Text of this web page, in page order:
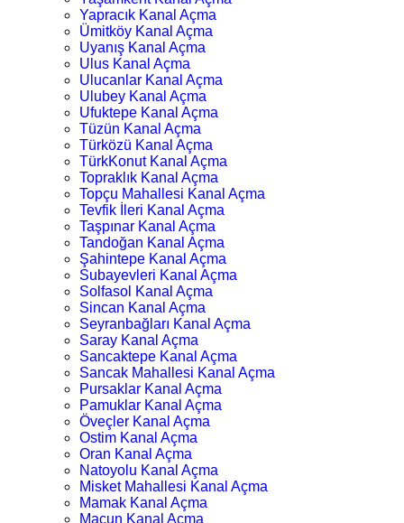
Yapracık Kanal Açma
Ümitköy Kanal Açma
Uyanış Kanal Açma
Ulus Kanal Açma
Ulucanlar Kanal Açma
Ulubey Kanal Açma
Ufuktepe Kanal Açma
Tüzün Kanal Açma
Türközü Kanal Açma
TürkKonut Kanal Açma
Topraklık Kanal Açma
Topçu Mahallesi Kanal Açma
Tevfik İleri Kanal Açma
Taşpınar Kanal Açma
Tandoğan Kanal Açma
Şahintepe Kanal Açma
Subayevleri Kanal Açma
Solfasol Kanal Açma
Sincan Kanal Açma
Seyranbağları Kanal Açma
Saray Kanal Açma
Sancaktepe Kanal Açma
Sancak Mahallesi Kanal Açma
Pursaklar Kanal Açma
Pamuklar Kanal Açma
Öveçler Kanal Açma
Ostim Kanal Açma
Oran Kanal Açma
Natoyolu Kanal Açma
Misket Mahallesi Kanal Açma
Mamak Kanal Açma
Macun Kanal Açma